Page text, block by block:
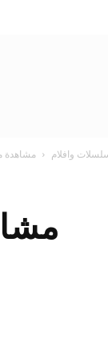
وافلام مشاهدة